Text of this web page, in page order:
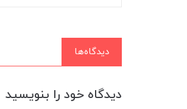
دیدگاه‌ها
دیدگاه خود را بنویسید